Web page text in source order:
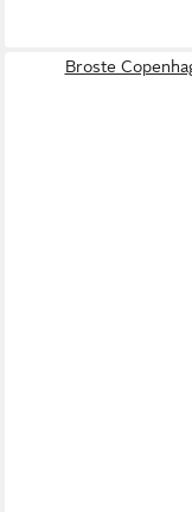
Broste